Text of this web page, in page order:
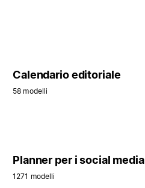
Calendario editoriale
58 modelli
Planner per i social media
1271 modelli